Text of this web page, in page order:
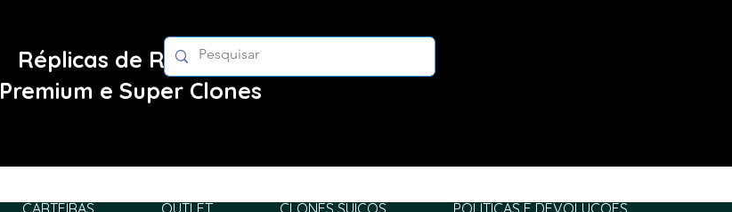
Réplicas de Relógios
Premium e Super Clones
CARTEIRAS OUTLET CLONES SUIÇOS POLITICAS E DEVOLUÇÕES